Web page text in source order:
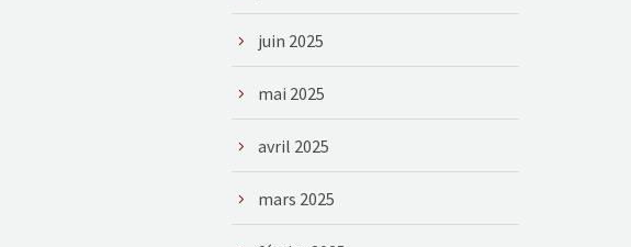
juin 2025
mai 2025
avril 2025
mars 2025